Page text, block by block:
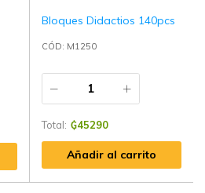
Bloques Didactios 140pcs
CÓD: M1250
Total: ₲45290
Añadir al carrito